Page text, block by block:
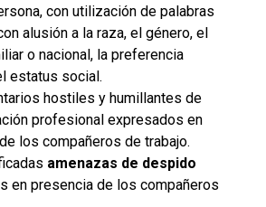
con utilización de palabras
alusión a la raza, el género, el
o nacional, la preferencia
estatus social.
hostiles y humillantes de
profesional expresados en
los compañeros de trabajo.
amenazas de despido
en presencia de los compañeros